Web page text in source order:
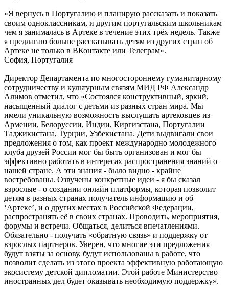
«Я вернусь в Португалию и планирую рассказать и показать
своим одноклассникам, и другим португальским школьникам
чем я занималась в Артеке в течение этих трёх недель. Также
я предлагаю больше рассказывать детям из других стран об
Артеке не только в ВКонтакте или Телеграм».
София, Португалия
Директор Департамента по многостороннему гуманитарному
сотрудничеству и культурным связям МИД РФ Александр
Алимов отметил, что «Состоялся конструктивный, яркий,
насыщенный диалог с детьми из разных стран мира. Мы
имели уникальную возможность выслушать артековцев из
Армении, Белоруссии, Индии, Киргизстана, Португалии
Таджикистана, Турции, Узбекистана. Дети выдвигали свои
предложения о том, как проект международно молодежного
клуба друзей России мог бы быть организован и мог бы
эффективно работать в интересах распространения знаний о
нашей стране. А эти знания - было видно - крайне
востребованы. Озвучены конкретные идеи - я бы сказал
взрослые - о создании онлайн платформы, которая позволит
детям в разных странах получатель информацию и об
‘Артеке’, и о других местах в Российской Федерации,
распространять её в своих странах. Проводить, мероприятия,
форумы и встречи. Общаться, делиться впечатлениями.
Обязательно - получать «обратную связь» и поддержку от
взрослых партнеров. Уверен, что многие эти предложения
будут взяты за основу, будут использованы в работе, что
позволит сделать из этого проекта эффективную работающую
экосистему детской дипломатии. Этой работе Министерство
иностранных дел будет оказывать необходимую поддержку».